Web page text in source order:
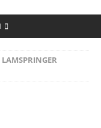
LAMSPRINGER